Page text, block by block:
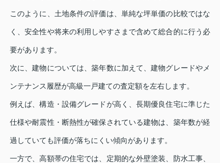
このように、土地条件の評価は、単純な坪単価の比較ではな
く、安全性や将来の利用しやすさまで含めて総合的に行う必
要があります。
次に、建物については、築年数に加えて、建物グレードやメ
ンテナンス履歴が高級一戸建ての査定額を左右します。
例えば、構造・設備グレードが高く、長期優良住宅に準じた
仕様や耐震性・断熱性が確保されている建物は、築年数が経
過していても評価が落ちにくい傾向があります。
一方で、高額帯の住宅では、定期的な外壁塗装、防水工事、